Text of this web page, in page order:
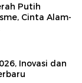
Putih
Cinta Alam-
Inovasi dan